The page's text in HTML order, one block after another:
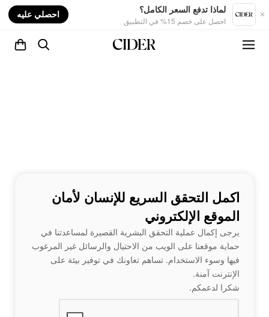
لماذا تدفع السعر الكامل؟
احصل على خصم 15% في التطبيق
احصلي عليه
اكمل التحقق السريع للإنسان لأمان
الموقع الإلكتروني
يرجى إكمال عملية التحقق البشرية القصيرة لمساعدتنا في
حماية موقعنا على الويب من الاحتيال والرسائل غير المرغوب
فيها وسوء الاستخدام. تساهم تعاونك في توفير بيئة على
الإنترنت آمنة.
شكرا لدعمكم.